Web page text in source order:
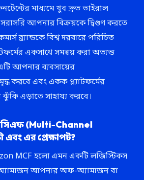
মাধ্যমে খুব দ্রুত ভাইরাল
আপনার বিক্রয়কে দ্বিগুণ করতে
ব্র্যান্ডকে বিশ্ব দরবারে পরিচিত
একসাথে সমন্বয় করা অত্যন্ত
আপনার ব্যবসায়ের
করবে এবং একক প্ল্যাটফর্মের
ঝুঁকি এড়াতে সাহায্য করবে।
(Multi-Channel
এর প্রেক্ষাপট?
MCF হলো এমন একটি লজিস্টিকস
অ্যামাজন আপনার অফ-অ্যামাজন বা